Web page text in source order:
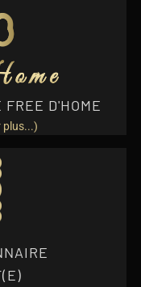
FREE D'HOME
plus...)
ouvrez une structure
de votre entreprise.
de travailler pour
rémunération.